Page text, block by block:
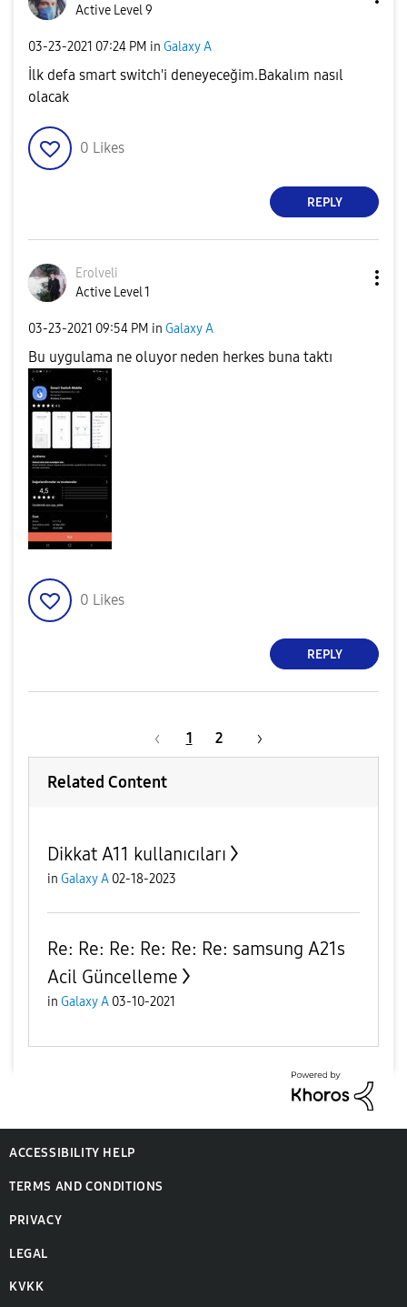
Active Level 9
‎03-23-2021 07:24 PM in Galaxy A
İlk defa smart switch'i deneyeceğim.Bakalım nasıl
olacak
0 Likes
REPLY
Erolveli
Active Level 1
‎03-23-2021 09:54 PM in Galaxy A
Bu uygulama ne oluyor neden herkes buna taktı
0 Likes
REPLY
1 2
Related Content
Dikkat A11 kullanıcıları
in Galaxy A 02-18-2023
Re: Re: Re: Re: Re: Re: samsung A21s
Acil Güncelleme
in Galaxy A 03-10-2021
ACCESSIBILITY HELP
TERMS AND CONDITIONS
PRIVACY
LEGAL
KVKK